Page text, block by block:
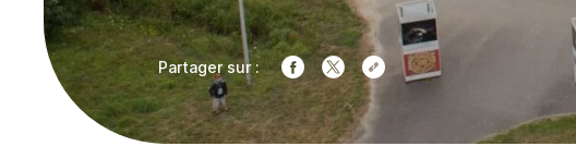
Partager sur :